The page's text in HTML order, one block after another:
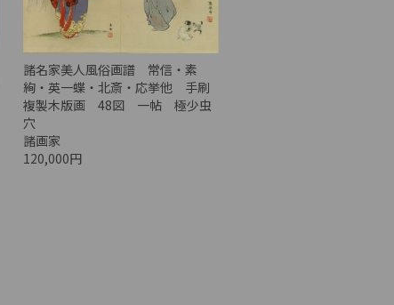
諸名家美人風俗画譜 常信・素
絢・英一蝶・北斎・応挙他 手刷
複製木版画 48図 一帖 極少虫
穴
諸画家
120,000円